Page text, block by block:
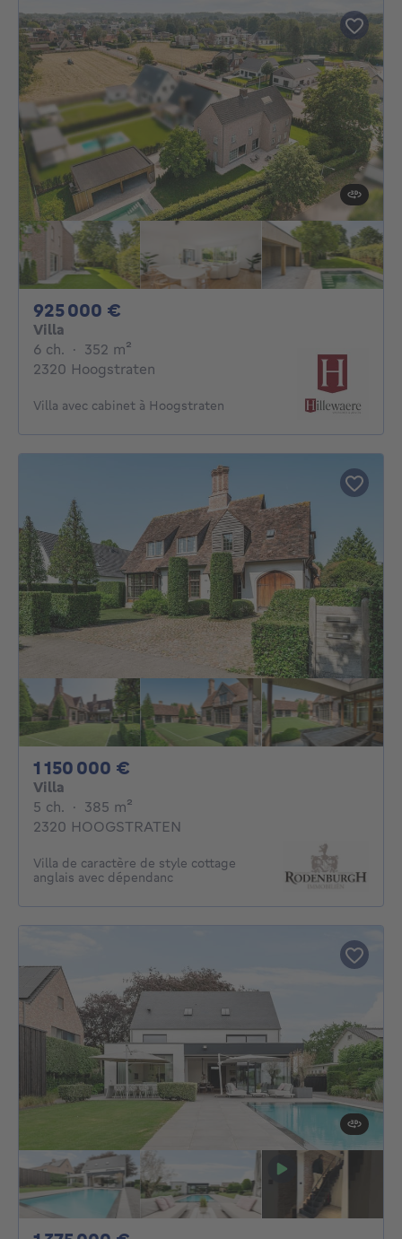
925 000 €
Villa
6 ch. 6 chambres
· 352 m²
2320 Hoogstraten
Villa avec cabinet à Hoogstraten
1 150 000 €
Villa
5 ch. 5 chambres
· 385 m²
2320 HOOGSTRATEN
Villa de caractère de style cottage
anglais avec dépendanc